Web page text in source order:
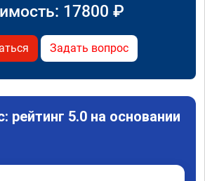
17800 ₽
Задать вопрос
рейтинг 5.0 на основании